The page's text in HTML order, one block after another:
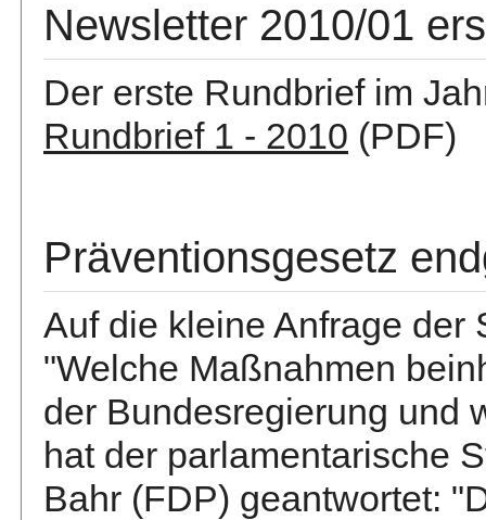
Newsletter 2010/01
Der erste Rundbrief im
Rundbrief 1 - 2010 (PDF)
Präventionsgesetz
Auf die kleine Anfrage der
"Welche Maßnahmen
der Bundesregierung und
hat der parlamentarische
Bahr (FDP) geantwortet: